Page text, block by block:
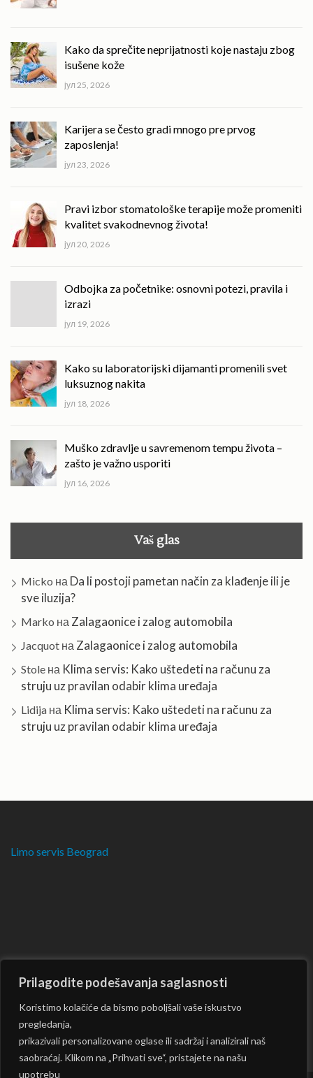
Prilagodite podešavanja saglasnosti
Koristimo kolačiće da bismo poboljšali vaše iskustvo
pregledanja,
prikazivali personalizovane oglase ili sadržaj i analizirali naš
saobraćaj. Klikom na „Prihvati sve“, pristajete na našu
upotrebu
Kako da sprečite neprijatnosti koje nastaju zbog
isušene kože
јул 25, 2026
Karijera se često gradi mnogo pre prvog
zaposlenja!
јул 23, 2026
Pravi izbor stomatološke terapije može promeniti
kvalitet svakodnevnog života!
јул 20, 2026
Odbojka za početnike: osnovni potezi, pravila i
izrazi
јул 19, 2026
Kako su laboratorijski dijamanti promenili svet
luksuznog nakita
јул 18, 2026
Muško zdravlje u savremenom tempu života –
zašto je važno usporiti
јул 16, 2026
Vaš glas
Micko на Da li postoji pametan način za klađenje ili je
sve iluzija?
Marko на Zalagaonice i zalog automobila
Jacquot на Zalagaonice i zalog automobila
Stole на Klima servis: Kako uštedeti na računu za
struju uz pravilan odabir klima uređaja
Lidija на Klima servis: Kako uštedeti na računu za
struju uz pravilan odabir klima uređaja
Limo servis Beograd